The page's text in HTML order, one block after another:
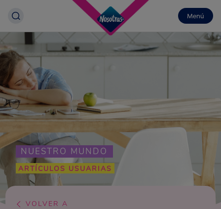
Menú
NUESTRO MUNDO
ARTÍCULOS USUARIAS
VOLVER A